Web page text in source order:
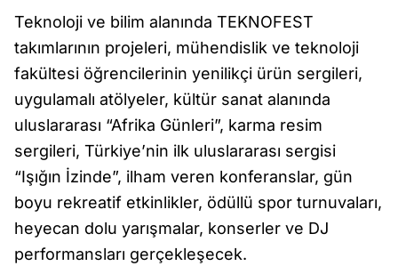
Teknoloji ve bilim alanında TEKNOFEST
takımlarının projeleri, mühendislik ve teknoloji
fakültesi öğrencilerinin yenilikçi ürün sergileri,
uygulamalı atölyeler, kültür sanat alanında
uluslararası “Afrika Günleri”, karma resim
sergileri, Türkiye’nin ilk uluslararası sergisi
“Işığın İzinde”, ilham veren konferanslar, gün
boyu rekreatif etkinlikler, ödüllü spor turnuvaları,
heyecan dolu yarışmalar, konserler ve DJ
performansları gerçekleşecek.